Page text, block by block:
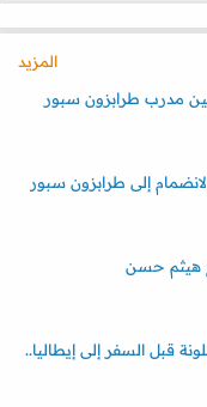
المزيد
مدرب طرابزون سبور
إلى طرابزون سبور
هيثم حسن
برشلونة قبل السفر إلى إيطاليا..